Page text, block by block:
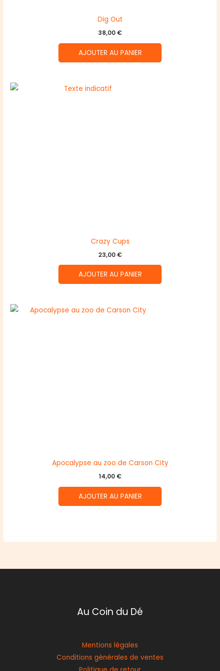
Dig Out
38,00 €
AJOUTER AU PANIER
Crazy Cups
23,00 €
AJOUTER AU PANIER
Apocalypse au zoo de Carson City
14,00 €
AJOUTER AU PANIER
Au Coin du Dé
Mentions légales
Conditions générales de ventes